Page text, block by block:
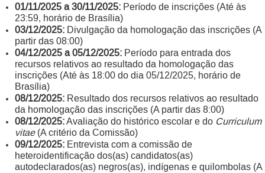
01/11/2025 a 30/11/2025: Período de inscrições (Até às
23:59, horário de Brasília)
03/12/2025: Divulgação da homologação das inscrições (A
partir das 08:00)
04/12/2025 a 05/12/2025: Período para entrada dos
recursos relativos ao resultado da homologação das
inscrições (Até às 18:00 do dia 05/12/2025, horário de
Brasília)
08/12/2025: Resultado dos recursos relativos ao resultado
da homologação das inscrições (A partir das 8:00)
08/12/2025:Avaliação do histórico escolar e do Curriculum
vitae(A critério da Comissão)
09/12/2025: Entrevista com a comissão de
heteroidentificação dos(as) candidatos(as)
autodeclarados(as) negros(as), indígenas e quilombolas (A